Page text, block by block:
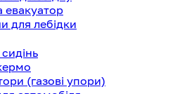
евакуатор
для лебідки
(газові упори)